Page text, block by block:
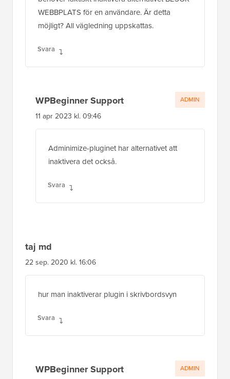
WEBBPLATS för en användare. Är detta
möjligt? All vägledning uppskattas.
Svara
WPBeginner Support
11 apr 2023 kl. 09:46
Adminimize-pluginet har alternativet att
inaktivera det också.
Svara
ADMIN
taj md
22 sep. 2020 kl. 16:06
hur man inaktiverar plugin i skrivbordsvyn
Svara
WPBeginner Support ADMIN